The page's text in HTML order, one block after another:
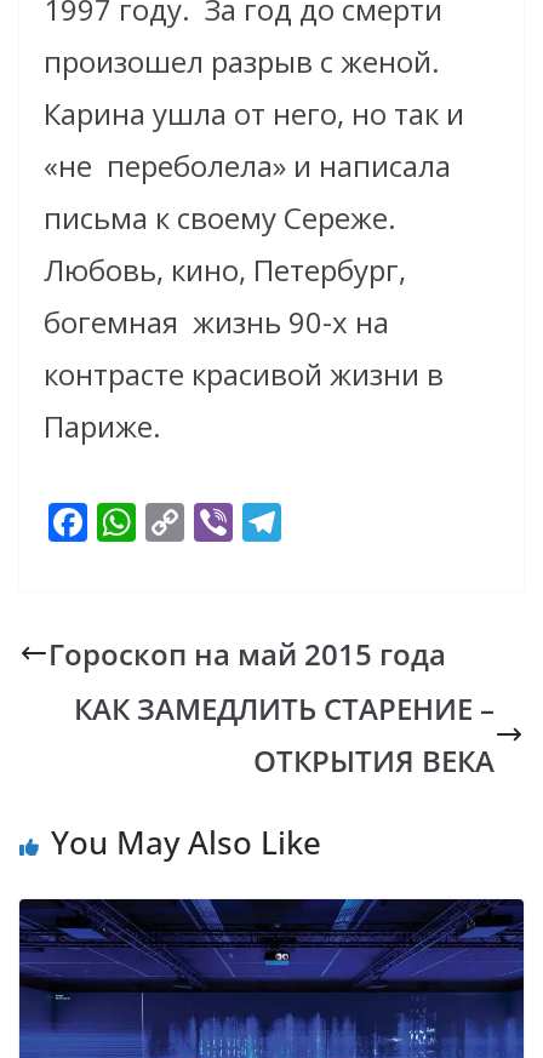
1997 году. За год до смерти
произошел разрыв с женой.
Карина ушла от него, но так и
«не переболела» и написала
письма к своему Сереже.
Любовь, кино, Петербург,
богемная жизнь 90-х на
контрасте красивой жизни в
Париже.
F
b
o
o
W
s
A
p
C
y
Li
n
Vi
gr
a
m
Гороскоп на май 2015 года
КАК ЗАМЕДЛИТЬ СТАРЕНИЕ –
ОТКРЫТИЯ ВЕКА
You May Also Like